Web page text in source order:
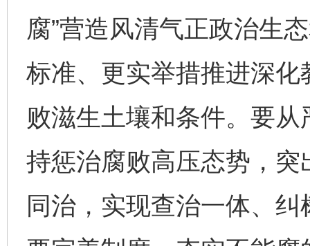
腐”营造风清气正政治生
标准、更实举措推进深
败滋生土壤和条件。要
持惩治腐败高压态势，
同治，实现查治一体、